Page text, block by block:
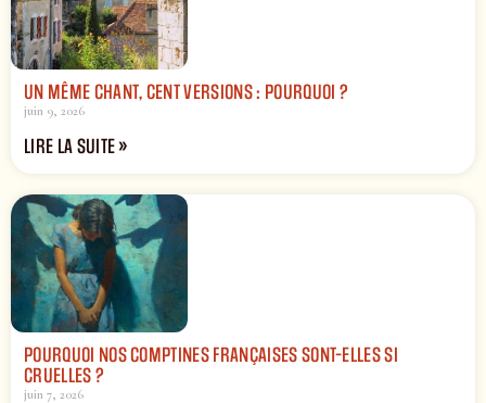
UN MÊME CHANT, CENT VERSIONS : POURQUOI ?
juin 9, 2026
LIRE LA SUITE »
POURQUOI NOS COMPTINES FRANÇAISES SONT-ELLES SI
CRUELLES ?
juin 7, 2026